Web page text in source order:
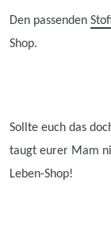
Den passenden
Shop.
Sollte euch das
taugt eurer Mam
Leben-Shop!